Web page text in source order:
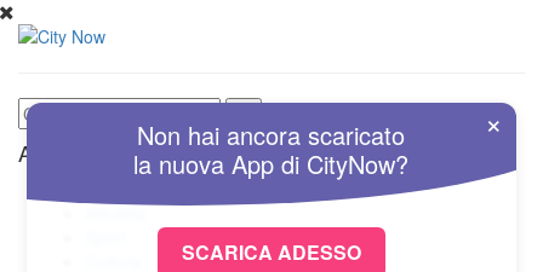
Altre Sezioni
Attualità
×
Non hai ancora scaricato
la nuovaApp di CityNow?
SCARICA ADESSO